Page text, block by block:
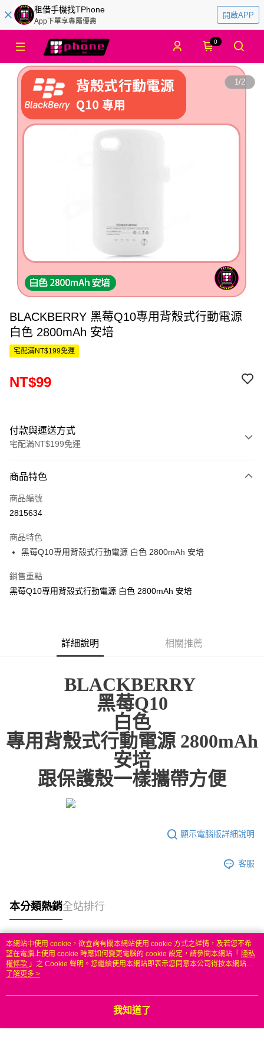
租借手機找TPhone
App下單享專屬優惠
開啟APP
0
1/2
BLACKBERRY 黑莓Q10專用背殼式行動電源
白色 2800mAh 安培
宅配滿NT$199免運
NT$99
付款與運送方式
宅配滿NT$199免運
信用卡一次付款
LINE Pay
悠遊付
ATM付款
到店自取-台北信義門市 (租借商品請先詢問客服)
商品特色
商品編號
2815634
商品特色
黑莓Q10專用背殼式行動電源 白色 2800mAh 安培
銷售重點
黑莓Q10專用背殼式行動電源 白色 2800mAh 安培
詳細說明 相關推薦
BLACKBERRY
黑莓Q10
白色
專用背殼式行動電源 2800mAh
安培
跟保護殼一樣攜帶方便
顯示電腦版詳細說明
客服
本分類熱銷全站排行
熱門標籤
本網站中使用 cookie，欲查詢有關本網站使用 cookie 方式之詳情，及若您不希
望在電腦上使用 cookie 時應如何變更電腦的 cookie 設定，請參閱本網站「 隱私
權條款 」之 Cookie 聲明。您繼續使用本網站即表示您同意本公司得按本網站使
用條款之 Cookie 聲明使用 cookie。
了解更多 >
我知道了